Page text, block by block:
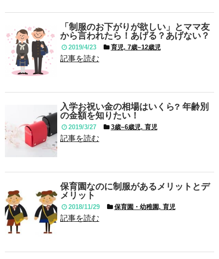
「制服のお下がりが欲しい」とママ友
から言われたら！あげる？あげない？
2019/4/23 育児, 7歳~12歳児
記事を読む
入学お祝い金の相場はいくら? 年齢別
の金額を知りたい！
2019/3/27 3歳~6歳児, 育児
記事を読む
保育園なのに制服があるメリットとデ
メリット
2018/11/29 保育園・幼稚園, 育児
記事を読む